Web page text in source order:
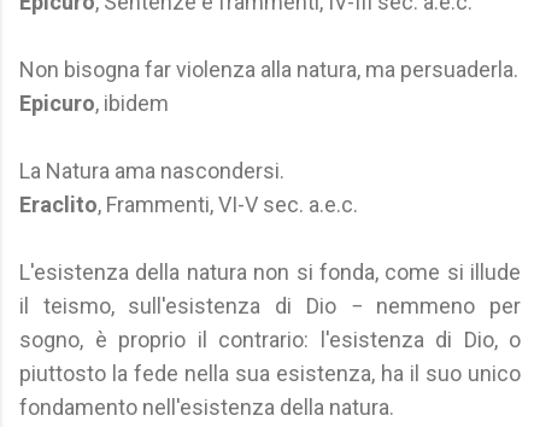
Non bisogna far violenza alla natura, ma persuaderla.
Epicuro, ibidem
La Natura ama nascondersi.
Eraclito, Frammenti, VI-V sec. a.e.c.
L'esistenza della natura non si fonda, come si illude
il teismo, sull'esistenza di Dio − nemmeno per
sogno, è proprio il contrario: l'esistenza di Dio, o
piuttosto la fede nella sua esistenza, ha il suo unico
fondamento nell'esistenza della natura.